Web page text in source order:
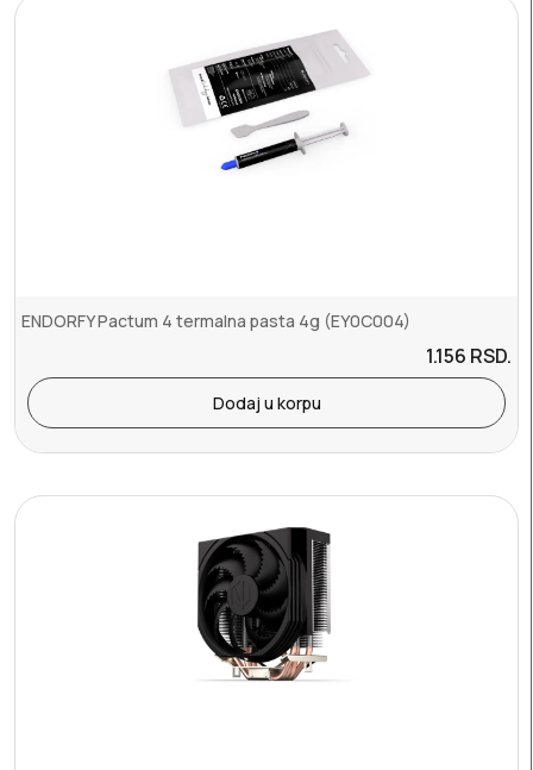
ENDORFY Pactum 4 termalna pasta 4g (EY0C004)
1.156 RSD.
Dodaj u korpu